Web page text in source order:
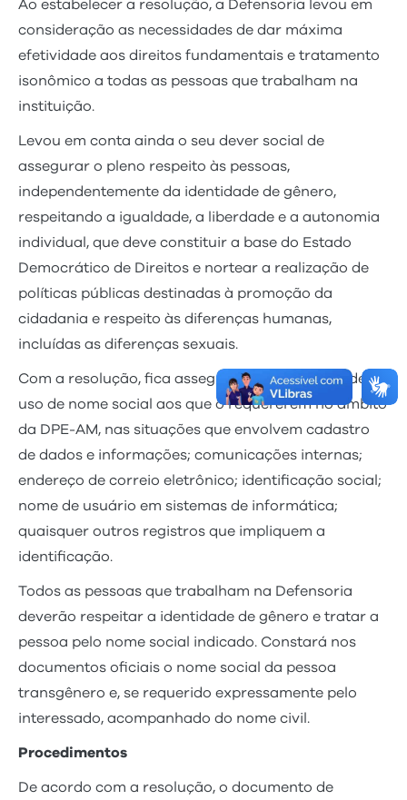
Ao estabelecer a resolução, a Defensoria levou em
consideração as necessidades de dar máxima
efetividade aos direitos fundamentais e tratamento
isonômico a todas as pessoas que trabalham na
instituição.
Levou em conta ainda o seu dever social de
assegurar o pleno respeito às pessoas,
independentemente da identidade de gênero,
respeitando a igualdade, a liberdade e a autonomia
individual, que deve constituir a base do Estado
Democrático de Direitos e nortear a realização de
políticas públicas destinadas à promoção da
cidadania e respeito às diferenças humanas,
incluídas as diferenças sexuais.
Com a resolução, fica assegurada a possibilidade de
uso de nome social aos que o requererem no âmbito
da DPE-AM, nas situações que envolvem cadastro
de dados e informações; comunicações internas;
endereço de correio eletrônico; identificação social;
nome de usuário em sistemas de informática;
quaisquer outros registros que impliquem a
identificação.
Todos as pessoas que trabalham na Defensoria
deverão respeitar a identidade de gênero e tratar a
pessoa pelo nome social indicado. Constará nos
documentos oficiais o nome social da pessoa
transgênero e, se requerido expressamente pelo
interessado, acompanhado do nome civil.
Procedimentos
De acordo com a resolução, o documento de